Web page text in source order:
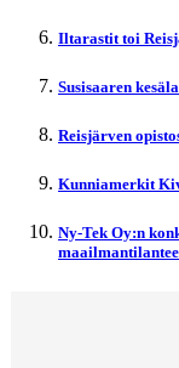
Iltarastit toi
Susisaaren
Reisjärven
Kunniamerkit
Ny-Tek Oy:n